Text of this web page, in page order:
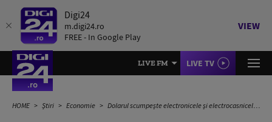
Digi24
m.digi24.ro
FREE - In Google Play
VIEW
LIVE FM LIVE TV
HOME Știri Economie Dolarul scumpește electronicele și electrocasnicele. De când și cu cât